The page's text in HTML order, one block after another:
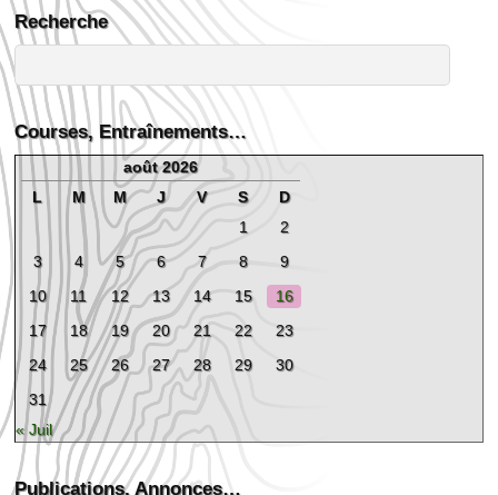
Recherche
Courses, Entraînements…
août 2026
L
M M J V S
D
1
2
3
4 5 6 7 8
9
10
11 12 13 14 15
16
17
18 19 20 21 22
23
24
25 26 27 28 29
30
31
« Juil
Publications, Annonces…